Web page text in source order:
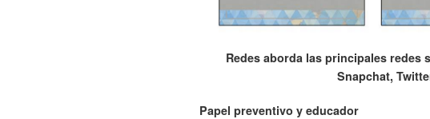
Redes aborda las principales redes
Snapchat,
Papel preventivo y educador